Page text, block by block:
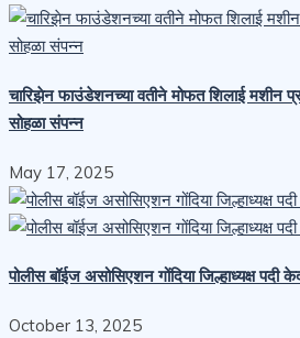
चारिझेन फाउंडेशनच्या वतीने मोफत शिलाई मशीन
सोहळा संपन्न
May 17, 2025
पोलीस बॉईज असोसिएशन गोंदिया जिल्हाध्यक्ष पदी
October 13, 2025